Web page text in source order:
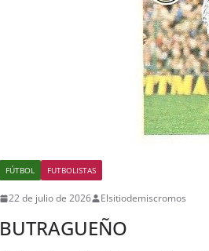
FÚTBOL FUTBOLISTAS
22 de julio de 2026 Elsitiodemiscromos
BUTRAGUEÑO